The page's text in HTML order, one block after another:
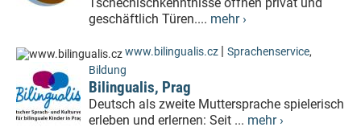
geschäftlich Türen.... mehr ›
www.bilingualis.cz | Sprachenservice,
Bildung
Bilingualis, Prag
Deutsch als zweite Muttersprache spielerisch
erleben und erlernen: Seit ... mehr ›